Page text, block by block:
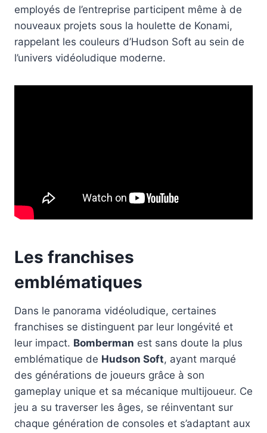
employés de l’entreprise participent même à de
nouveaux projets sous la houlette de Konami,
rappelant les couleurs d’Hudson Soft au sein de
l’univers vidéoludique moderne.
Les franchises
emblématiques
Dans le panorama vidéoludique, certaines
franchises se distinguent par leur longévité et
leur impact. Bomberman est sans doute la plus
emblématique de Hudson Soft, ayant marqué
des générations de joueurs grâce à son
gameplay unique et sa mécanique multijoueur. Ce
jeu a su traverser les âges, se réinventant sur
chaque génération de consoles et s’adaptant aux